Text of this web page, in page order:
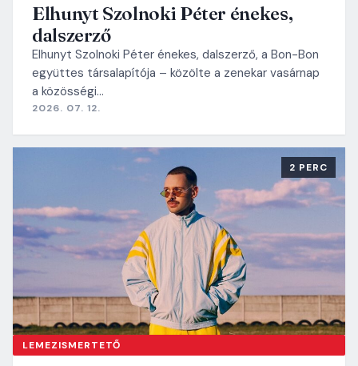
Elhunyt Szolnoki Péter énekes,
dalszerző
Elhunyt Szolnoki Péter énekes, dalszerző, a Bon-Bon
együttes társalapítója – közölte a zenekar vasárnap
a közösségi…
2026. 07. 12.
LEMEZISMERTETŐ
2 PERC